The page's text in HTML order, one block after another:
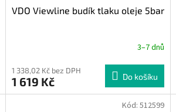
VDO Viewline budík tlaku oleje 5bar
3–7 dnů
1 338,02 Kč bez DPH
1 619 Kč Do košíku
Kód: 512599